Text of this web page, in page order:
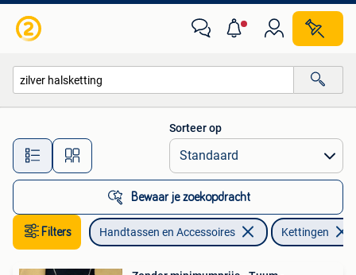
Alle afstanden…
Sorteer op
Bewaar je zoekopdracht
Filters Handtassen en Accessoires Kettingen